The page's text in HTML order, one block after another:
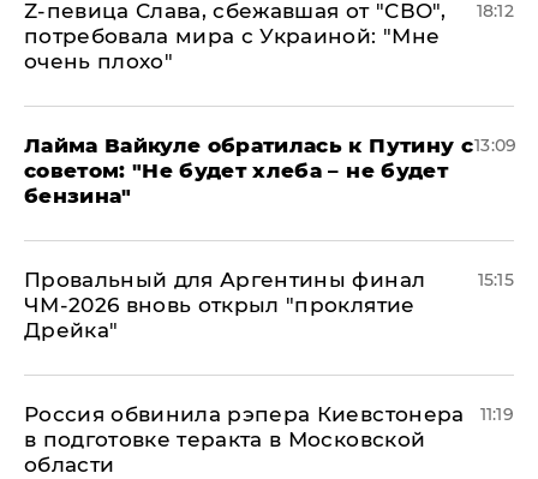
Z-певица Слава, сбежавшая от "СВО",
потребовала мира с Украиной: "Мне
очень плохо"
18:12
Лайма Вайкуле обратилась к Путину с
советом: "Не будет хлеба – не будет
бензина"
13:09
Провальный для Аргентины финал
ЧМ-2026 вновь открыл "проклятие
Дрейка"
15:15
Россия обвинила рэпера Киевстонера
в подготовке теракта в Московской
области
11:19